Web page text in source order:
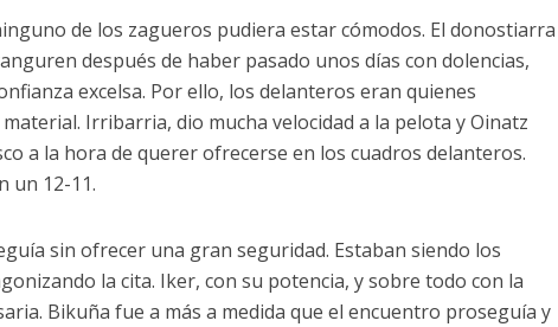
de los zagueros pudiera estar cómodos. El donostiarra
después de haber pasado unos días con dolencias,
excelsa. Por ello, los delanteros eran quienes
Irribarria, dio mucha velocidad a la pelota y Oinatz
a la hora de querer ofrecerse en los cuadros delanteros.
un 12-11.
sin ofrecer una gran seguridad. Estaban siendo los
la cita. Iker, con su potencia, y sobre todo con la
Bikuña fue a más a medida que el encuentro proseguía y